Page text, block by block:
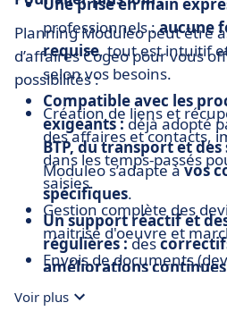
professionnels :aucune
requise, tout est intuitif
selon vos besoins.
Compatible avec les
exigeants :déjà adopté
BTP, du transport et des
Moduleo s’adapte àvos
spécifiques.
Un support réactif et
régulières :des
améliorations continues
disponible pour vous
Planning Moduleo peut être
d’affaires Cogeo pour vous
possibilités :
Création de liens et
des affaires et contacts,
dans les temps-passés
saisies.
Gestion complète des
maitrise d'oeuvre et
Envois de documents
alertes et suivis.
Voir plus